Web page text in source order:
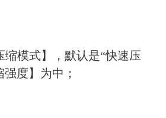
缩模式】，默认是“快速压
度】为中；